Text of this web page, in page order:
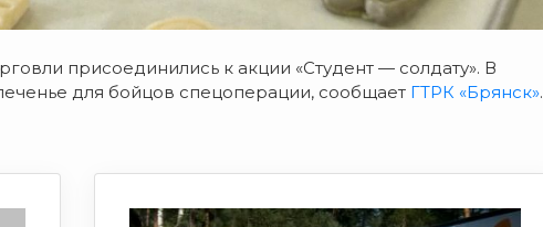
присоединились к акции «Студент — солдату». В
для бойцов спецоперации, сообщает ГТРК «Брянск».